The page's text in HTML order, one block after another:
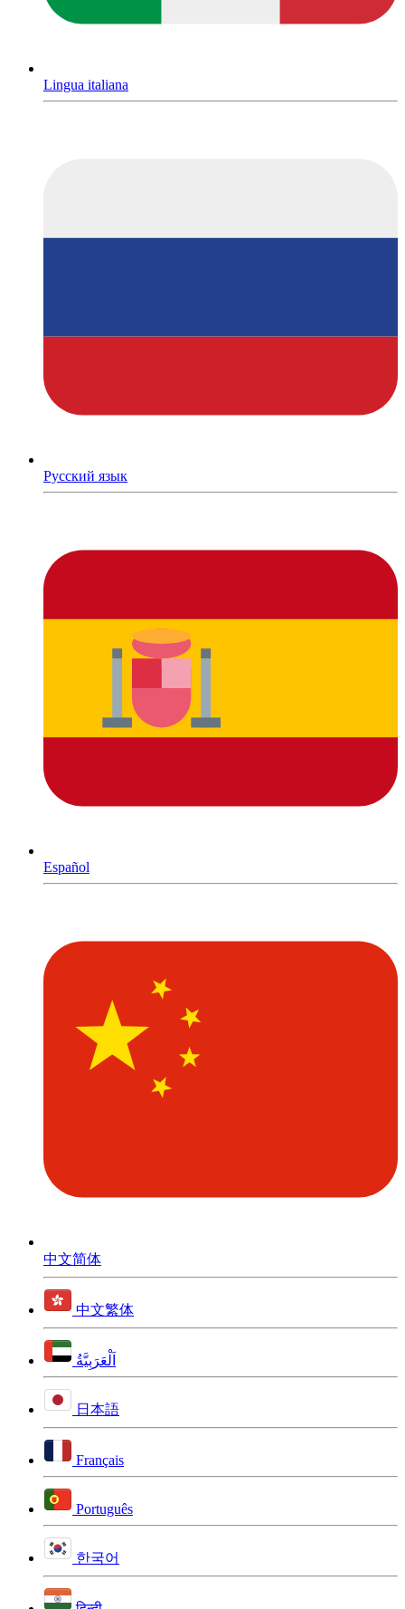
Lingua italiana
Русский язык
Español
中文简体
中文繁体
اَلْعَرَبِيَّةُ
日本語
Français
Português
한국어